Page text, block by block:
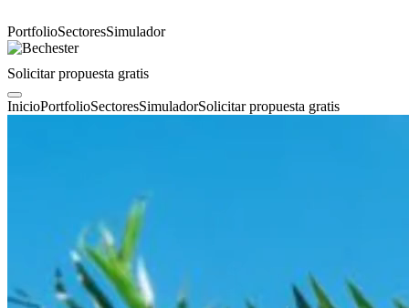
PortfolioSectoresSimulador
Solicitar propuesta gratis
InicioPortfolioSectoresSimuladorSolicitar propuesta gratis